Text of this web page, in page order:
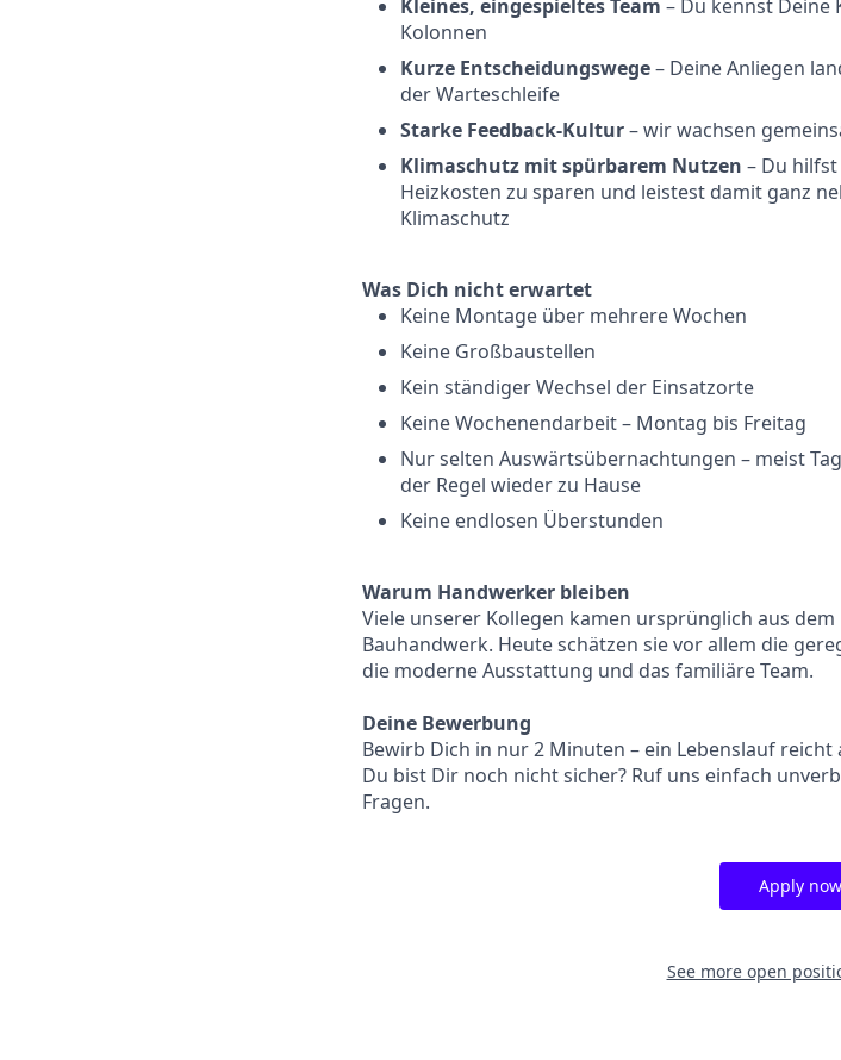
Kleines, eingespieltes Team – Du kennst Deine
Kolonnen
Kurze Entscheidungswege– Deine Anliegen
der Warteschleife
Starke Feedback-Kultur– wir wachsen
Klimaschutz mit spürbarem Nutzen – Du
Heizkosten zu sparen und leistest damit ganz
Klimaschutz
Was Dich nicht erwartet
Keine Montage über mehrere Wochen
Keine Großbaustellen
Kein ständiger Wechsel der Einsatzorte
Keine Wochenendarbeit – Montag bis Freitag
Nur selten Auswärtsübernachtungen – meist
der Regel wieder zu Hause
Keine endlosen Überstunden
Warum Handwerker bleiben
Viele unserer Kollegen kamen ursprünglich aus
Bauhandwerk. Heute schätzen sie vor allem die
die moderne Ausstattung und das familiäre Team.
Deine Bewerbung
Bewirb Dich in nur 2 Minuten – ein Lebenslauf reicht
Du bist Dir noch nicht sicher? Ruf uns einfach
Fragen.
Apply now
See more open